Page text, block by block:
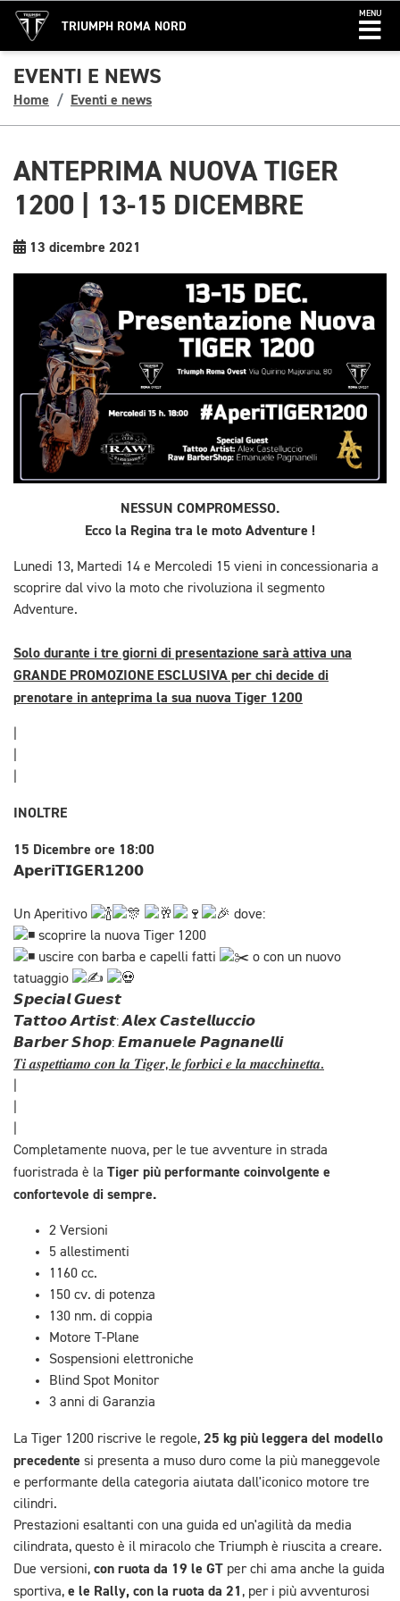
TRIUMPH ROMA NORD
MENU
EVENTI E NEWS
Home Eventi e news
ANTEPRIMA NUOVA TIGER
1200 | 13-15 DICEMBRE
13 dicembre 2021
NESSUN COMPROMESSO.
Ecco la Regina tra le moto Adventure !
Lunedi 13, Martedi 14 e Mercoledi 15 vieni in concessionaria a
scoprire dal vivo la moto che rivoluziona il segmento
Adventure.
Solo durante i tre giorni di presentazione sarà attiva una
GRANDE PROMOZIONE ESCLUSIVA per chi decide di
prenotare in anteprima la sua nuova Tiger 1200
INOLTRE
15 Dicembre ore 18:00
𝗔𝗽𝗲𝗿𝗶𝗧𝗜𝗚𝗘𝗥𝟭𝟮𝟬𝟬
Un Aperitivo
dove:
scoprire la nuova Tiger 1200
uscire con barba e capelli fatti
o con un nuovo
tatuaggio
𝙎𝙥𝙚𝙘𝙞𝙖𝙡 𝙂𝙪𝙚𝙨𝙩
𝙏𝙖𝙩𝙩𝙤𝙤 𝘼𝙧𝙩𝙞𝙨𝙩: 𝘼𝙡𝙚𝙭 𝘾𝙖𝙨𝙩𝙚𝙡𝙡𝙪𝙘𝙘𝙞𝙤
𝘽𝙖𝙧𝙗𝙚𝙧 𝙎𝙝𝙤𝙥: 𝙀𝙢𝙖𝙣𝙪𝙚𝙡𝙚 𝙋𝙖𝙜𝙣𝙖𝙣𝙚𝙡𝙡𝙞
𝑻𝒊 𝒂𝒔𝒑𝒆𝒕𝒕𝒊𝒂𝒎𝒐 𝒄𝒐𝒏 𝒍𝒂 𝑻𝒊𝒈𝒆𝒓, 𝒍𝒆 𝒇𝒐𝒓𝒃𝒊𝒄𝒊 𝒆 𝒍𝒂 𝒎𝒂𝒄𝒄𝒉𝒊𝒏𝒆𝒕𝒕𝒂.
Completamente nuova, per le tue avventure in strada
fuoristrada è la Tiger più performante coinvolgente e
confortevole di sempre.
2 Versioni
5 allestimenti
1160 cc.
150 cv. di potenza
130 nm. di coppia
Motore T-Plane
Sospensioni elettroniche
Blind Spot Monitor
3 anni di Garanzia
La Tiger 1200 riscrive le regole, 25 kg più leggera del modello
precedente si presenta a muso duro come la più maneggevole
e performante della categoria aiutata dall'iconico motore tre
cilindri.
Prestazioni esaltanti con una guida ed un'agilità da media
cilindrata, questo è il miracolo che Triumph è riuscita a creare.
Due versioni, con ruota da 19 le GT per chi ama anche la guida
sportiva, e le Rally, con la ruota da 21 , per i più avventurosi